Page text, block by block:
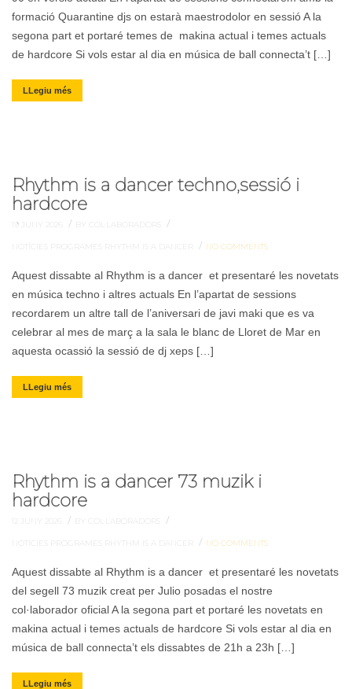
formació Quarantine djs on estarà maestrodolor en sessió A la
segona part et portaré temes de makina actual i temes actuals
de hardcore Si vols estar al dia en música de ball connecta’t […]
LLegiu més
Rhythm is a dancer techno,sessió i
hardcore
19 JUNY 2026 / BY COL·LABORADORS /
NOTÍCIES PROGRAMES RHYTHM IS A DANCER / NO COMMENTS
Aquest dissabte al Rhythm is a dancer et presentaré les novetats
en música techno i altres actuals En l’apartat de sessions
recordarem un altre tall de l’aniversari de javi maki que es va
celebrar al mes de març a la sala le blanc de Lloret de Mar en
aquesta ocassió la sessió de dj xeps […]
LLegiu més
Rhythm is a dancer 73 muzik i
hardcore
12 JUNY 2026 / BY COL·LABORADORS /
NOTÍCIES PROGRAMES RHYTHM IS A DANCER / NO COMMENTS
Aquest dissabte al Rhythm is a dancer et presentaré les novetats
del segell 73 muzik creat per Julio posadas el nostre
col·laborador oficial A la segona part et portaré les novetats en
makina actual i temes actuals de hardcore Si vols estar al dia en
música de ball connecta’t els dissabtes de 21h a 23h […]
LLegiu més